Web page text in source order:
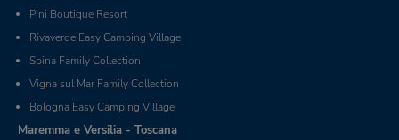
Pini Boutique Resort
Rivaverde Easy Camping Village
Spina Family Collection
Vigna sul Mar Family Collection
Bologna Easy Camping Village
Maremma e Versilia - Toscana